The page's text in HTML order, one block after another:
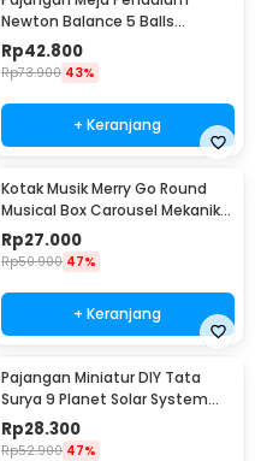
Newton Balance 5 Balls
Stainless Steel Model T L -
LX013
Rp42.800
Rp73.900 43%
+ Keranjang
Kotak Musik Merry Go Round
Musical Box Carousel Mekanikal
- HD-Y02
Rp27.000
Rp50.900 47%
+ Keranjang
Pajangan Miniatur DIY Tata
Surya 9 Planet Solar System
Planetary - 2135
Rp28.300
Rp52.900 47%